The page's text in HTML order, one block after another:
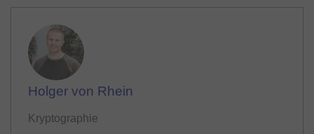
Holger von Rhein
Kryptographie